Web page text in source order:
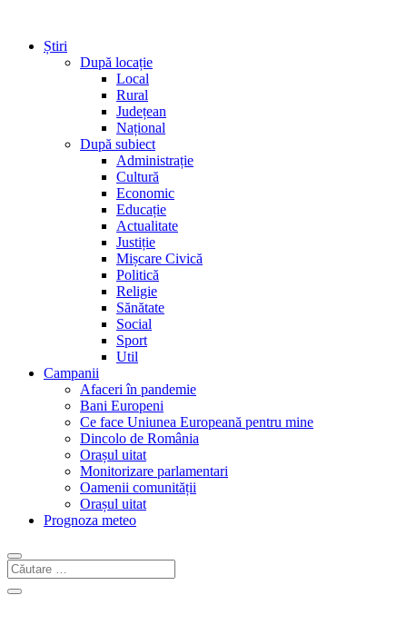
Știri
După locație
Local
Rural
Județean
Național
După subiect
Administrație
Cultură
Economic
Educație
Actualitate
Justiție
Mișcare Civică
Politică
Religie
Sănătate
Social
Sport
Util
Campanii
Afaceri în pandemie
Bani Europeni
Ce face Uniunea Europeană pentru mine
Dincolo de România
Orașul uitat
Monitorizare parlamentari
Oamenii comunității
Orașul uitat
Prognoza meteo